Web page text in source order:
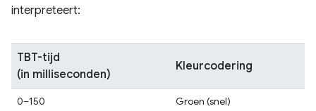
interpreteert:
TBT-tijd
(in milliseconden)
Kleurcodering
0–150
Groen (snel)